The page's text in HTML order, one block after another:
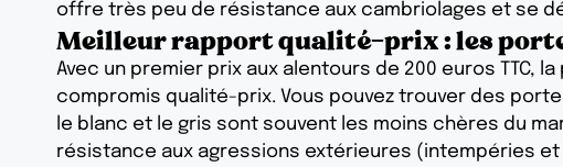
offre très peu de résistance aux cambriolages et se
Meilleur rapport qualité-prix : les
Avec un premier prix aux alentours de 200 euros TTC,
compromis qualité-prix. Vous pouvez trouver des
le blanc et le gris sont souvent les moins chères du
résistance aux agressions extérieures (intempéries